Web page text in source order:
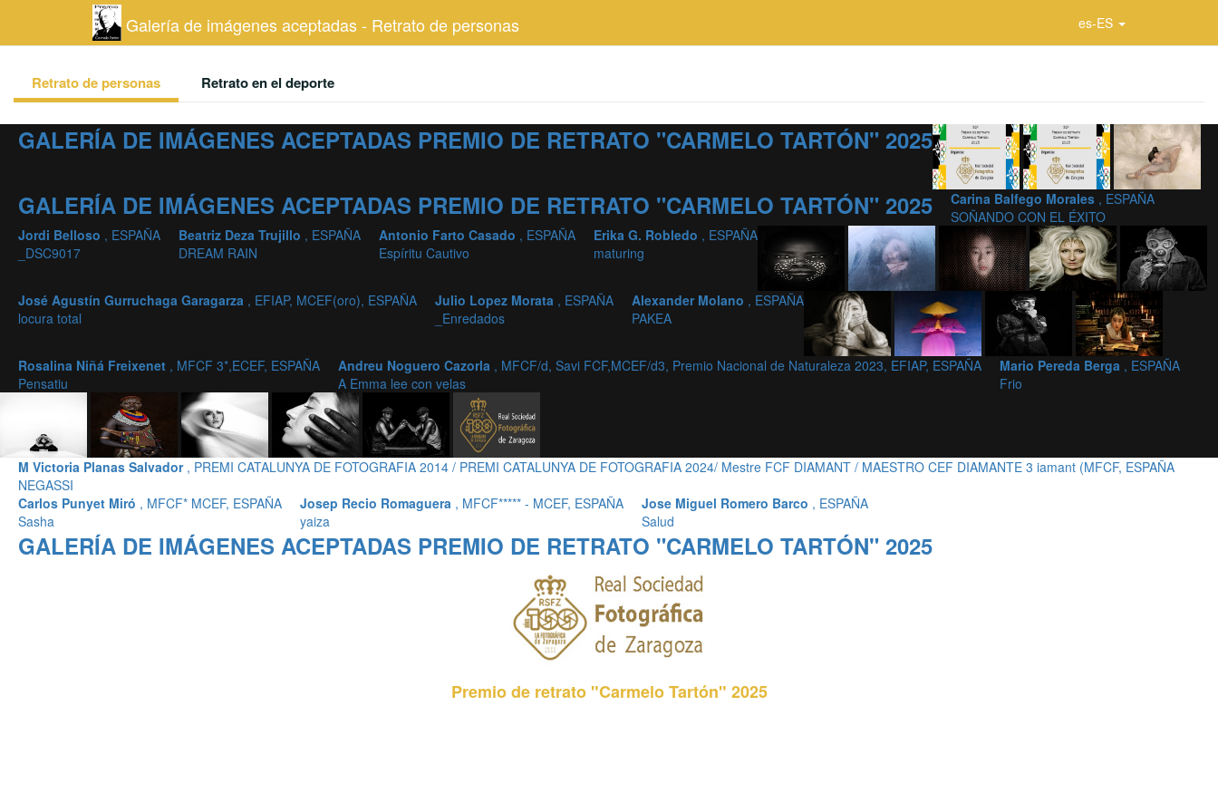
Galería de imágenes aceptadas - Retrato de personas es-ES
Retrato de personas Retrato en el deporte
GALERÍA DE IMÁGENES ACEPTADAS PREMIO DE RETRATO "CARMELO TARTÓN" 2025
GALERÍA DE IMÁGENES ACEPTADAS PREMIO DE RETRATO "CARMELO TARTÓN" 2025 Carina Balfego Morales , ESPAÑA
SOÑANDO CON EL ÉXITO
Jordi Belloso , ESPAÑA
_DSC9017
Beatriz Deza Trujillo , ESPAÑA
DREAM RAIN
Antonio Farto Casado , ESPAÑA
Espíritu Cautivo
Erika G. Robledo , ESPAÑA
maturing
José Agustín Gurruchaga Garagarza , EFIAP, MCEF(oro), ESPAÑA
locura total
Julio Lopez Morata , ESPAÑA
_Enredados
Alexander Molano , ESPAÑA
PAKEA
Rosalina Niñá Freixenet , MFCF 3*,ECEF, ESPAÑA
Pensatiu
Andreu Noguero Cazorla , MFCF/d, Savi FCF,MCEF/d3, Premio Nacional de Naturaleza 2023, EFIAP, ESPAÑA
A Emma lee con velas
Mario Pereda Berga , ESPAÑA
Frio
M Victoria Planas Salvador , PREMI CATALUNYA DE FOTOGRAFIA 2014 / PREMI CATALUNYA DE FOTOGRAFIA 2024/ Mestre FCF DIAMANT / MAESTRO CEF DIAMANTE 3 iamant (MFCF, ESPAÑA
NEGASSI
Carlos Punyet Miró , MFCF* MCEF, ESPAÑA
Sasha
Josep Recio Romaguera , MFCF***** - MCEF, ESPAÑA
yaiza
Jose Miguel Romero Barco , ESPAÑA
Salud
GALERÍA DE IMÁGENES ACEPTADAS PREMIO DE RETRATO "CARMELO TARTÓN" 2025
Premio de retrato "Carmelo Tartón" 2025